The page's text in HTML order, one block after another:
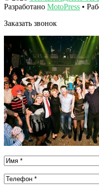
Разработано MotoPress •
Заказать звонок